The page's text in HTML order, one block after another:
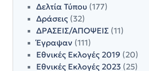
Δελτία Τύπου(177)
Δράσεις(32)
ΔΡΑΣΕΙΣ/ΑΠΟΨΕΙΣ(11)
Έγραψαν (111)
Εθνικές Εκλογές 2019 (20)
Εθνικές Εκλογές 2023(25)